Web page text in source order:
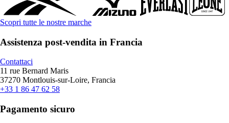
Scopri tutte le nostre marche
Assistenza post-vendita in Francia
Contattaci
11 rue Bernard Maris
37270 Montlouis-sur-Loire, Francia
+33 1 86 47 62 58
Pagamento sicuro